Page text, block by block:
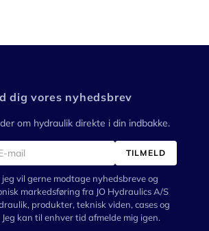
dig vores nyhedsbrev
om hydraulik direkte i din indbakke.
TILMELD
jeg vil gerne modtage nyhedsbreve og
markedsføring fra JO Hydraulics A/S
produkter, teknisk viden, cases og
kan til enhver tid afmelde mig igen.